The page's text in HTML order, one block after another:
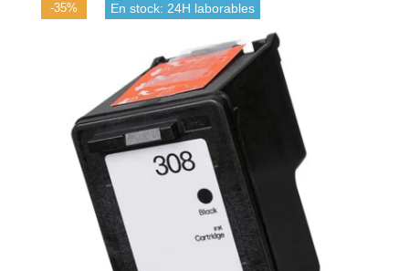
-35% En stock: 24H laborables